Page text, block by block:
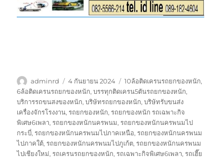
ผู้
เขียน
adminrd
เขียน
เมื่อ
4 กันยายน 2024
ป้าย
กำกับ
10ล้อติดเครนรถยกของหนัก,
6ล้อติดเครนรถยกของหนัก,บรรทุกติดเครน5ตันรถยกของหนัก,
บริการรถขนสงของหนัก,บริษัทรถยกของหนัก,บริษัทรับขนส่ง
เครื่องจักรโรงงาน,รถยกของหนัก,รถยกของหนัก รถเฉพาะกิจ
พิเศษ6เพลา,รถยกของหนักนครพนม,รถยกของหนักนครพนมไป
กระบี่,รถยกของหนักนครพนมไปภาคเหนือ,รถยกของหนักนครพนม
ไปภาคใต้,รถยกของหนักนครพนมไปภูเก้ต,รถยกของหนักนครพนม
ไปเชียงใหม่,รถเครนรถยกของหนัก,รถเฉพาะกิจพิเศษ6เพลา,รถเฮี๊ย